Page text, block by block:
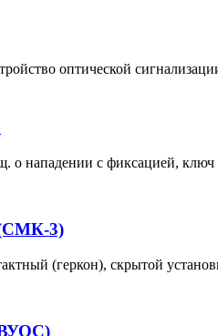
оптической
о нападении с фиксацией, ключ
3)
(геркон), скрытой